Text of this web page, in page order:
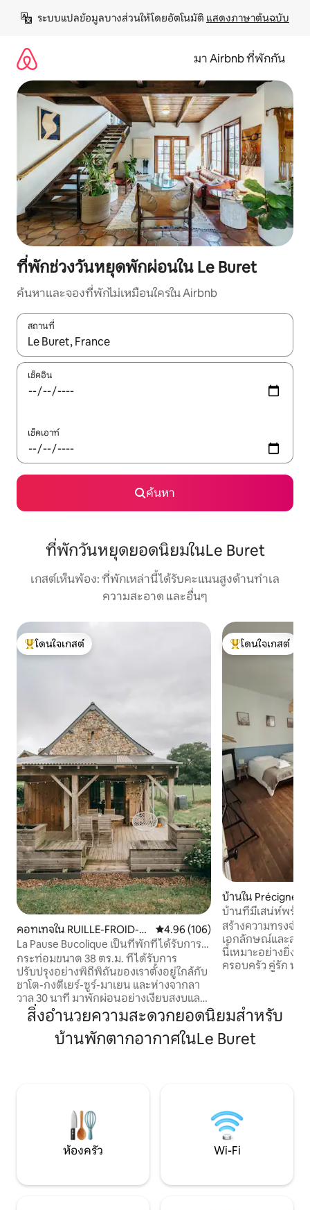
เนื้อหา
ระบบแปลข้อมูลบางส่วนให้โดยอัตโนมัติ แสดงภาษาต้นฉบับ
มา Airbnb ที่พักกัน
ที่พักช่วงวันหยุดพักผ่อนใน Le Buret
ค้นหาและจองที่พักไม่เหมือนใครใน Airbnb
สถานที่
ใช้ลูกศรขึ้นลง หรือใช้การสัมผัสหรือปัด เพื่อสำรวจผลการค้นหา
เช็คอิน
เช็คเอาท์
ค้นหา
ที่พักวันหยุดยอดนิยมในLe Buret
เกสต์เห็นพ้อง: ที่พักเหล่านี้ได้รับคะแนนสูงด้านทำเล
ความสะอาด และอื่นๆ
โดนใจเกสต์ที่สุด
โดนใจเกสต์
คอทเทจใน RUILLE-FROID-F
ONDS
คะแนนเฉลี่ย 4.96 จาก 5, 106 รีวิว
4.96 (106)
La Pause Bucolique เป็นที่พักที่ได้รับการ
จัดอันดับในชนบท
กระท่อมขนาด 38 ตร.ม. ที่ได้รับการ
ปรับปรุงอย่างพิถีพิถันของเราตั้งอยู่ใกล้กับ
ชาโต-กงตีเยร์-ซูร์-มาเยน และห่างจากลา
วาล 30 นาที มาพักผ่อนอย่างเงียบสงบและ
เพลิดเพลินกับบรรยากาศธรรมชาติของเรา
ใกล้กับคอทเทจ: กิจกรรมทางน้ำ 13 กม. ขี่ม้า
20 กม. กอล์ฟ 35 กม. แหล่งน้ำ 4 กม.
ห่างออกไป 4 กม. เส้นทางปั่นจักรยานเสือ
ภูเขาอยู่ห่างออกไป 4 กม. สถานสงเคราะห์
สัตว์อยู่ห่างออกไป 13 กม.
โดนใจเกสต์ที่สุด
โดนใจเกสต์
บ้านใน Précigné
บ้านที่มีเสน่ห์พร้อ
สร้างความทรงจำ
เอกลักษณ์และสะ
นี้เหมาะอย่างยิ่งส
ครอบครัว คู่รัก หรื
Balneo 💧: รวมอ
สัปดาห์ ให้บริการเ
ธรรมเนียมในวันธร
พัก) 35 นาทีจากสวนสัตว์เดอลาเฟลช, เทอร์
สิ่งอำนวยความสะดวกยอดนิยมสำหรับ
บ้านพักตากอากาศในLe Buret
ห้องครัว Wi-Fi